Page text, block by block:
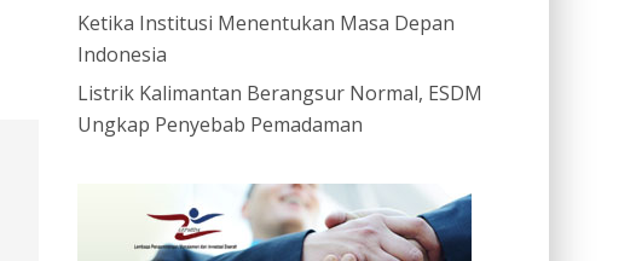
Ketika Institusi Menentukan Masa Depan
Indonesia
Listrik Kalimantan Berangsur Normal, ESDM
Ungkap Penyebab Pemadaman